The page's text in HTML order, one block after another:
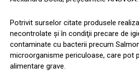
Potrivit surselor citate produsele
necontrolate şi în condiţii precare de
contaminate cu bacterii precum
microorganisme periculoase, care pot
alimentare grave.